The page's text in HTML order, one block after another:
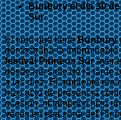
Bunbury el día 30
Sur
El tirón que tieneBunbury
demostraba la
festival Pirineos Surayer
desde las siete de la tarde
a las diez. El ambiente era
hizo acto de presencia
ocasión, ni tampoco hizo
veces en esa zona del